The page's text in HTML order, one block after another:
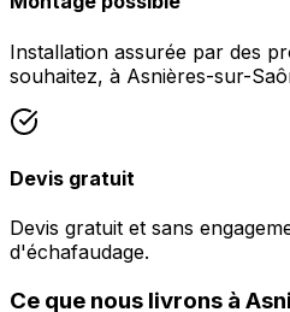
Installation assurée par des
souhaitez, à Asnières-sur-
Devis gratuit
Devis gratuit et sans
d'échafaudage.
Ce que nous livrons à